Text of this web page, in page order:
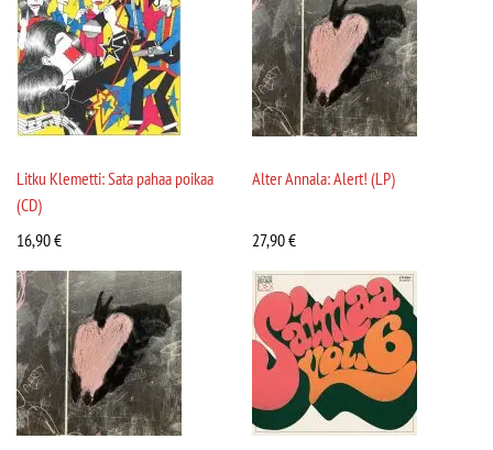
Litku Klemetti: Sata pahaa poikaa
(CD)
16,90€
Alter Annala: Alert! (LP)
27,90€